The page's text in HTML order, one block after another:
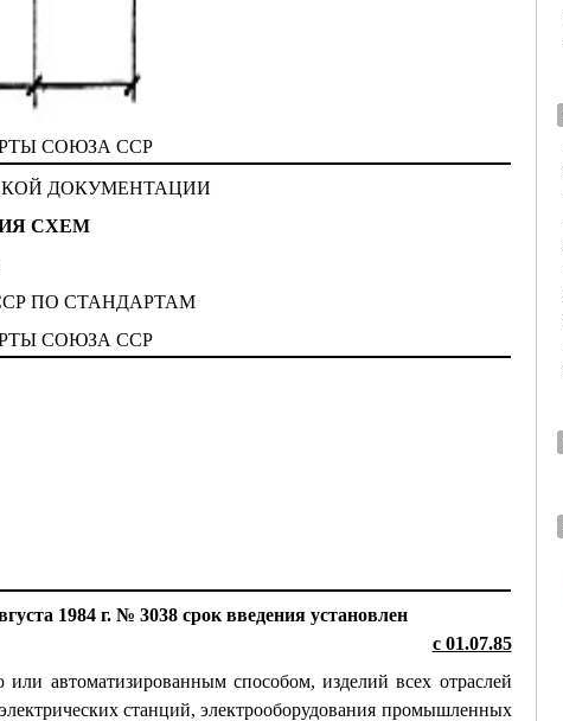
СОЮЗА ССР
ДОКУМЕНТАЦИИ
СХЕМ
ПО СТАНДАРТАМ
СОЮЗА ССР
1984 г. № 3038 срок введения установлен
с 01.07.85
автоматизированным способом, изделий всех отраслей
станций, электрооборудования промышленных